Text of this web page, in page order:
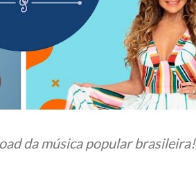
da música popular brasileira!